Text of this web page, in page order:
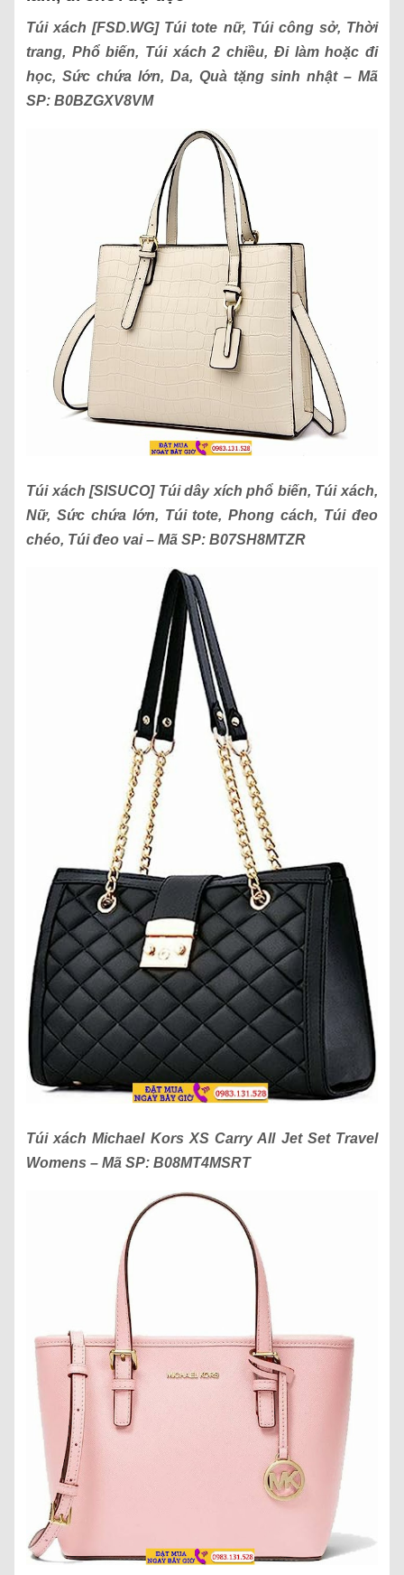
Túi xách[FSD.WG] Túi tote nữ, Túi công sở, Thời
trang, Phổ biến, Túi xách 2 chiều, Đi làm hoặc đi
học, Sức chứa lớn, Da, Quà tặng sinh nhật– Mã
SP: B0BZGXV8VM
Túi xách[SISUCO] Túi dây xích phổ biến, Túi xách,
Nữ, Sức chứa lớn, Túi tote, Phong cách, Túi đeo
chéo, Túi đeo vai– Mã SP: B07SH8MTZR
Túi xáchMichael Kors XS Carry All Jet Set Travel
Womens – Mã SP: B08MT4MSRT